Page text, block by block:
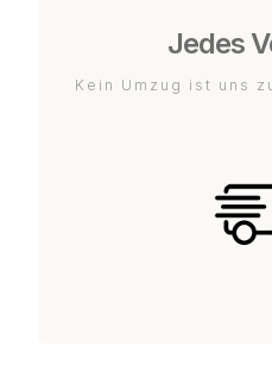
Jedes
Kein Umzug ist uns